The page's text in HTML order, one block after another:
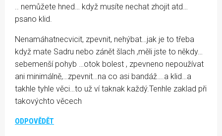
.. nemůžete hned… když musíte nechat zhojit atd…
psano klid.
Nenamáhatnecvicit, zpevnit, nehýbat…jak je to třeba
když mate Sadru nebo zánět šlach ,měli jste to někdy…
sebemenší pohyb …otok bolest , zpevneno nepoužívat
ani minimálně,…zpevnit…na co asi bandáž….a klid…a
takhle tyhle věci…to už ví taknak každý.Tenhle zaklad při
takovýchto věcech
ODPOVĚDĚT